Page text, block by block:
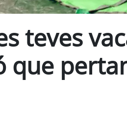
teves
que